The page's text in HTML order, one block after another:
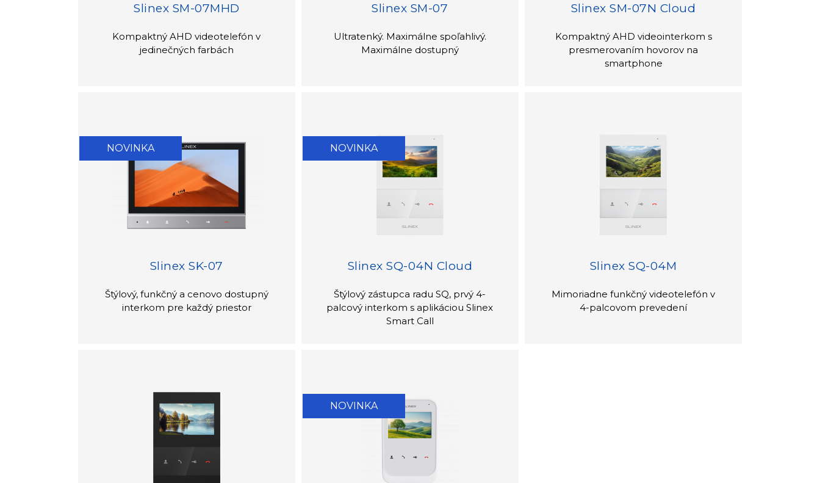
Slinex SM-07MHD
Kompaktný AHD videotelefón v
jedinečných farbách
Slinex SM-07
Ultratenký. Maximálne spoľahlivý.
Maximálne dostupný
Slinex SM-07N Cloud
Kompaktný AHD videointerkom s
presmerovaním hovorov na
smartphone
NOVINKA
Slinex SK-07
Štýlový, funkčný a cenovo dostupný
interkom pre každý priestor
NOVINKA
Slinex SQ-04N Cloud
Štýlový zástupca radu SQ, prvý 4-
palcový interkom s aplikáciou Slinex
Smart Call
Slinex SQ-04M
Mimoriadne funkčný videotelefón v
4-palcovom prevedení
NOVINKA